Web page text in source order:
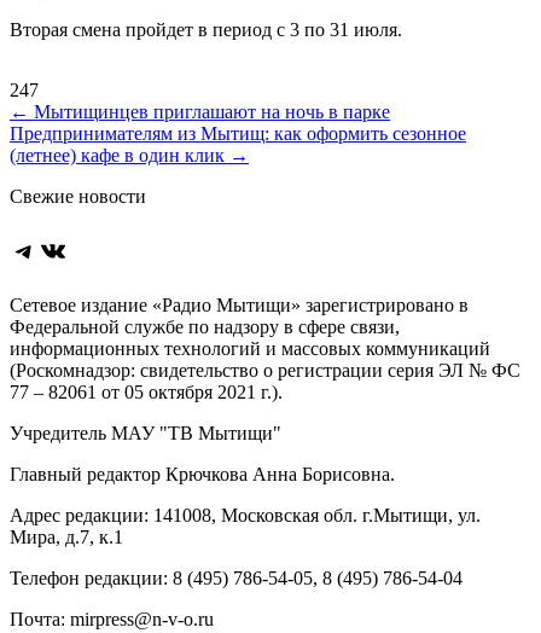
Вторая смена пройдет в период с 3 по 31 июля.
247
Навигация
по
← Мытищинцев приглашают на ночь в парке
Предпринимателям из Мытищ: как оформить сезонное
(летнее) кафе в один клик →
Свежие новости
Telegram
ВКонтакте
Сетевое издание «Радио Мытищи» зарегистрировано в
Федеральной службе по надзору в сфере связи,
информационных технологий и массовых коммуникаций
(Роскомнадзор: свидетельство о регистрации серия ЭЛ № ФС
77 – 82061 от 05 октября 2021 г.).
Учредитель МАУ "ТВ Мытищи"
Главный редактор Крючкова Анна Борисовна.
Адрес редакции: 141008, Московская обл. г.Мытищи, ул.
Мира, д.7, к.1
Телефон редакции: 8 (495) 786-54-05, 8 (495) 786-54-04
Почта: mirpress@n-v-o.ru